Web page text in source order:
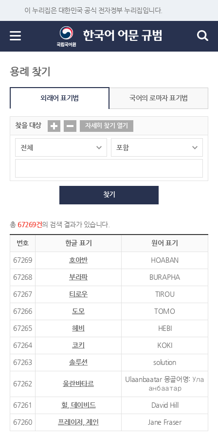
이 누리집은 대한민국 공식 전자정부 누리집입니다.
용례 찾기
외래어 표기법 국어의 로마자 표기법
찾을 대상 자세히 찾기 열기
찾기
총 67269건의 검색 결과가 있습니다.
번호 한글 표기 원어 표기
67269 호아반 HOABAN
67268 부라파 BURAPHA
67267 티로우 TIROU
67266 도모 TOMO
67265 헤비 HEBI
67264 코키 KOKI
67263 솔루션 solution
67262 울란바타르
Ulaanbaatar 몽골어명: Ула
анбаатар
67261 힐, 데이비드 David Hill
67260 프레이저, 제인 Jane Fraser